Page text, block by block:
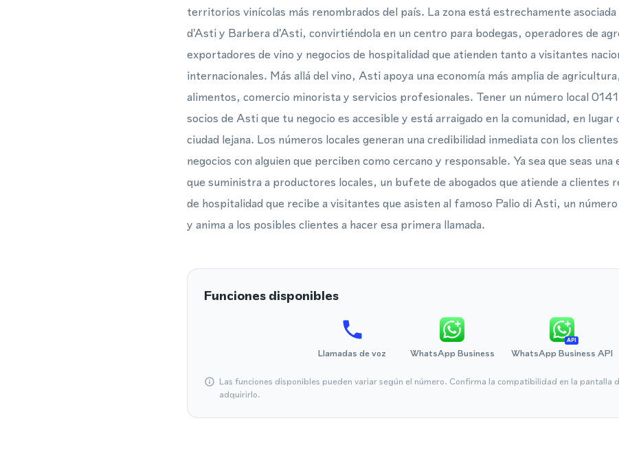
territorios vinícolas más renombrados del país. La zona está estrechamente
d'Asti y Barbera d'Asti, convirtiéndola en un centro para bodegas, operadores de
exportadores de vino y negocios de hospitalidad que atienden tanto a visitantes
internacionales. Más allá del vino, Asti apoya una economía más amplia de
alimentos, comercio minorista y servicios profesionales. Tener un número local
socios de Asti que tu negocio es accesible y está arraigado en la comunidad, en lugar
ciudad lejana. Los números locales generan una credibilidad inmediata con los
negocios con alguien que perciben como cercano y responsable. Ya sea que seas
que suministra a productores locales, un bufete de abogados que atiende a clientes
de hospitalidad que recibe a visitantes que asisten al famoso Palio di Asti, un
y anima a los posibles clientes a hacer esa primera llamada.
Funciones disponibles
Llamadas de voz WhatsApp Business
API
WhatsApp Business API
Las funciones disponibles pueden variar según el número. Confirma la compatibilidad en la pantalla
adquirirlo.